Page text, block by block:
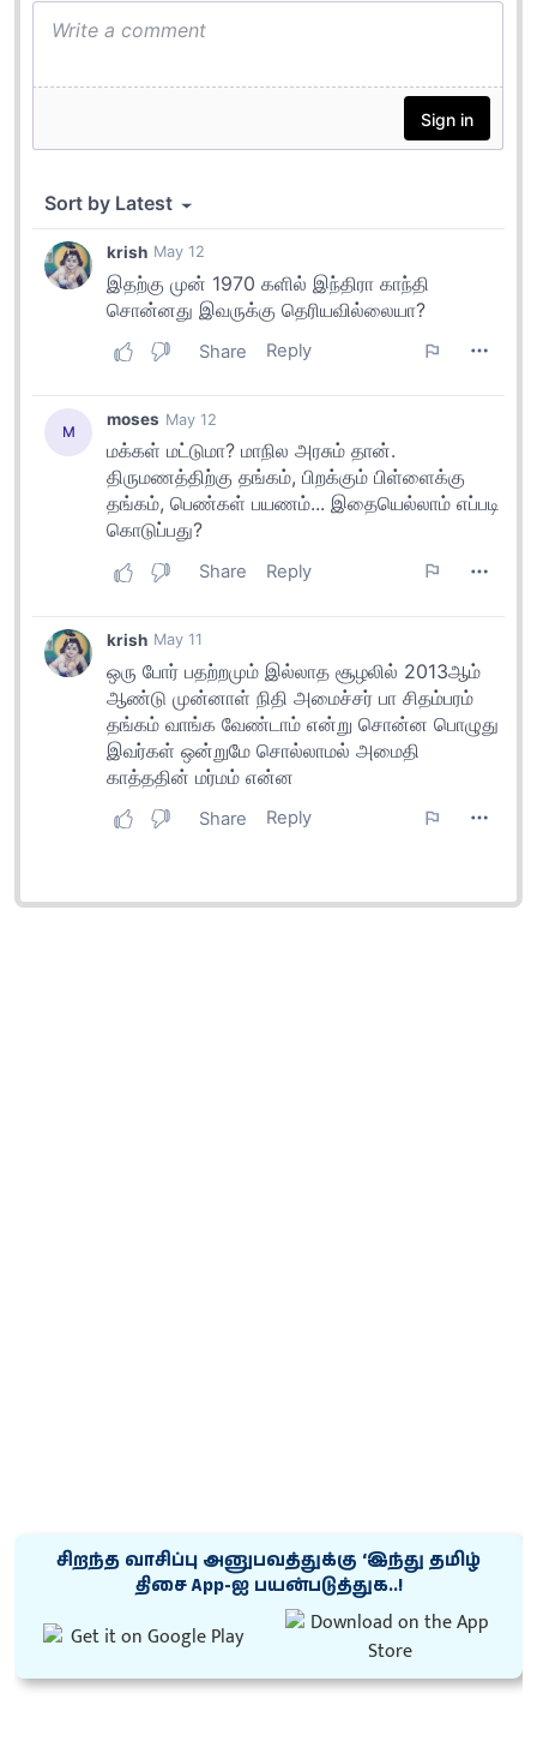
சிறந்த வாசிப்பு அனுபவத்துக்கு ‘இந்து தமிழ்
திசை App-ஐ பயன்படுத்துக..!